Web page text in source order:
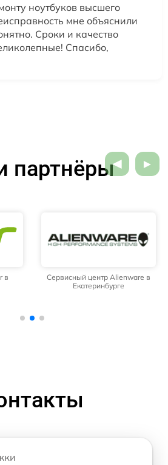
ноутбуков высшего
мне объяснили
Сроки и качество
Спасибо,
партнёры
в
Сервисный центр Alienware в
Екатеринбурге